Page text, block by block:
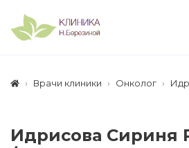
Врачи клиники Онколог
Идрисова Сириня